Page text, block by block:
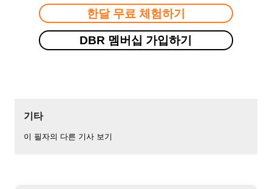
한달 무료 체험하기
DBR 멤버십 가입하기
기타
이 필자의 다른 기사 보기